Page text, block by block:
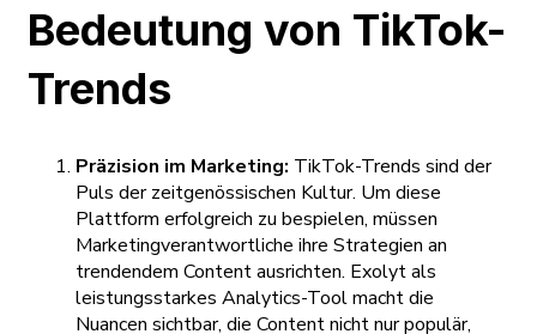
Bedeutung von TikTok-
Trends
Präzision im Marketing: TikTok-Trends sind der
Puls der zeitgenössischen Kultur. Um diese
Plattform erfolgreich zu bespielen, müssen
Marketingverantwortliche ihre Strategien an
trendendem Content ausrichten. Exolyt als
leistungsstarkes Analytics-Tool macht die
Nuancen sichtbar, die Content nicht nur populär,